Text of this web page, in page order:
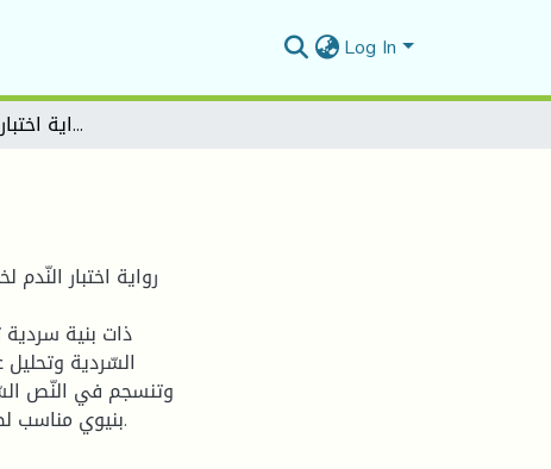
Log In
البنية السردية في رواية اختبار الندم لخليل صويلح
رواية اختبار
ذات بنية
السّردية
وتنسجم في النّص
بنيوي مناسب لطبيعة الموضوع وخطة ممنهجة لتحقيق الأهداف المرجوة.